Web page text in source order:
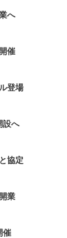
へ
催
登場
設へ
協定
業
催